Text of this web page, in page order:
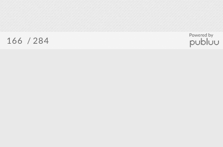
/ 284